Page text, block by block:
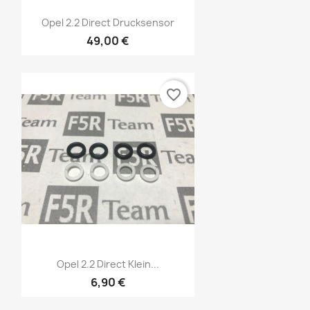
Vorschau
Opel 2.2 Direct Drucksensor
49,00 €
 Vorschau
Opel 2.2 Direct Klein...
6,90 €
favorite_border